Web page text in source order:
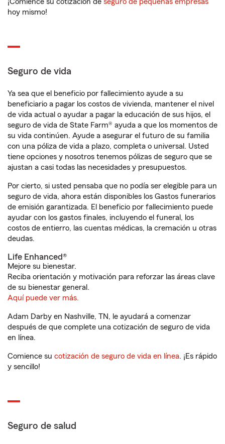
hoy mismo!
Seguro de vida
Ya sea que el beneficio por fallecimiento ayude a su
beneficiario a pagar los costos de vivienda, mantener el nivel
de vida actual o ayudar a pagar la educación de sus hijos, el
seguro de vida de State Farm® ayuda a que los momentos de
su vida continúen. Ayude a asegurar el futuro de su familia
con una póliza de vida a plazo, completa o universal. Usted
tiene opciones y nosotros tenemos pólizas de seguro que se
ajustan a casi todas las necesidades y presupuestos.
Por cierto, si usted pensaba que no podía ser elegible para un
seguro de vida, ahora están disponibles los Gastos funerarios
de emisión garantizada. El beneficio por fallecimiento puede
ayudar con los gastos finales, incluyendo el funeral, los
costos de entierro, las cuentas médicas, la cremación u otras
deudas.
Life Enhanced®
Mejore su bienestar.
Reciba orientación y motivación para reforzar las áreas clave
de su bienestar general.
Aquí puede ver más.
Adam Darby en Nashville, TN, le ayudará a comenzar
después de que complete una cotización de seguro de vida
en línea.
Comience su cotización de seguro de vida en línea. ¡Es rápido
y sencillo!
Seguro de salud